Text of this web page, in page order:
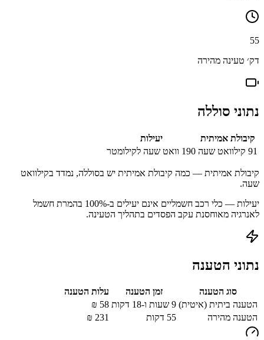
55
דק׳ טעינה מהירה
נתוני סוללה
קיבולת אמיתית
יעילות
91 קילוואט שעה 190 וואט שעה לקילומטר
קיבולת אמיתית — כמה קיבולת אמיתית יש בסוללה, נמדד בקילוואט
שעה.
יעילות — כלי רכב חשמליים אינם יעילים ב-100% בהמרת חשמל
לאנרגיה מאוחסנת עקב הפסדים בתהליך הטעינה.
נתוני הטענה
סוג הטענה זמן הטענה
עלות הטענה
הטענה ביתית (איטית) 9 שעות ו-18 דקות 58
₪
הטענה מהירה
55 דקות 231
₪